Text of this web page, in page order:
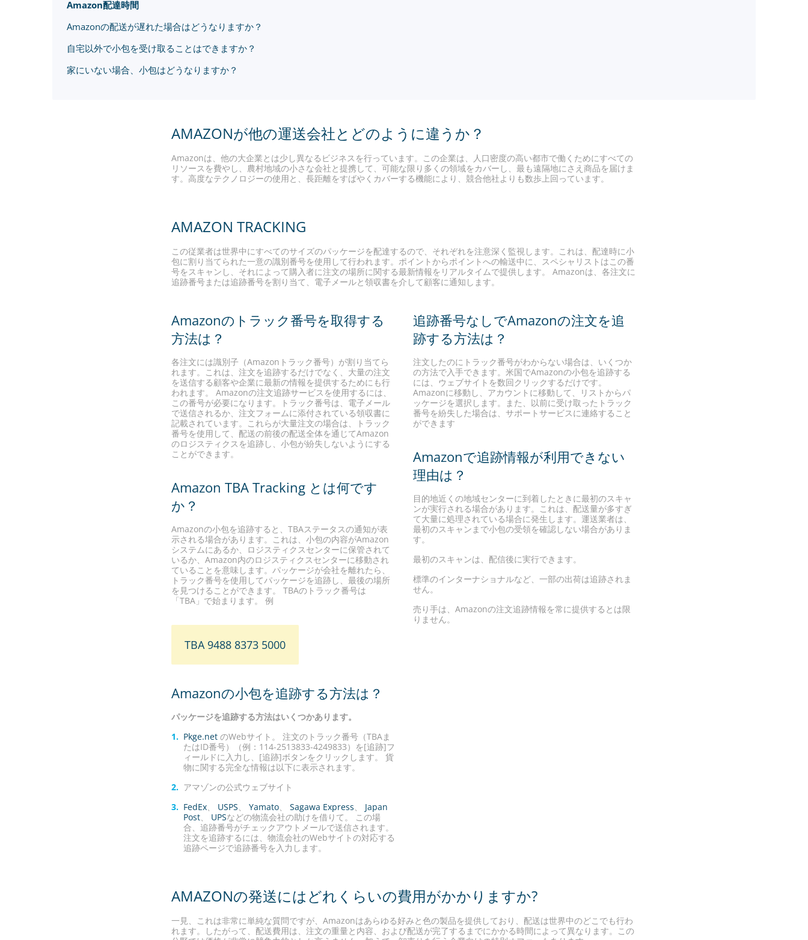
Amazon配達時間
Amazonの配送が遅れた場合はどうなりますか？
自宅以外で小包を受け取ることはできますか？
家にいない場合、小包はどうなりますか？
AMAZONが他の運送会社とどのように違うか？
Amazonは、他の大企業とは少し異なるビジネスを行っています。この企業は、人口密度の高い都市で働くためにすべての
リソースを費やし、農村地域の小さな会社と提携して、可能な限り多くの領域をカバーし、最も遠隔地にさえ商品を届けま
す。高度なテクノロジーの使用と、長距離をすばやくカバーする機能により、競合他社よりも数歩上回っています。
AMAZON TRACKING
この従業者は世界中にすべてのサイズのパッケージを配達するので、それぞれを注意深く監視します。これは、配達時に小
包に割り当てられた一意の識別番号を使用して行われます。ポイントからポイントへの輸送中に、スペシャリストはこの番
号をスキャンし、それによって購入者に注文の場所に関する最新情報をリアルタイムで提供します。 Amazonは、各注文に
追跡番号または追跡番号を割り当て、電子メールと領収書を介して顧客に通知します。
Amazonのトラック番号を取得する
方法は？
各注文には識別子（Amazonトラック番号）が割り当てら
れます。これは、注文を追跡するだけでなく、大量の注文
を送信する顧客や企業に最新の情報を提供するためにも行
われます。 Amazonの注文追跡サービスを使用するには、
この番号が必要になります。トラック番号は、電子メール
で送信されるか、注文フォームに添付されている領収書に
記載されています。これらが大量注文の場合は、トラック
番号を使用して、配送の前後の配送全体を通じてAmazon
のロジスティクスを追跡し、小包が紛失しないようにする
ことができます。
Amazon TBA Tracking とは何です
か？
Amazonの小包を追跡すると、TBAステータスの通知が表
示される場合があります。これは、小包の内容がAmazon
システムにあるか、ロジスティクスセンターに保管されて
いるか、Amazon内のロジスティクスセンターに移動され
ていることを意味します。パッケージが会社を離れたら、
トラック番号を使用してパッケージを追跡し、最後の場所
を見つけることができます。 TBAのトラック番号は
「TBA」で始まります。 例
TBA 9488 8373 5000
Amazonの小包を追跡する方法は？
パッケージを追跡する方法はいくつかあります。
Pkge.net のWebサイト。 注文のトラック番号（TBAま
たはID番号）（例：114-2513833-4249833）を[追跡]フ
ィールドに入力し、[追跡]ボタンをクリックします。 貨
物に関する完全な情報は以下に表示されます。
アマゾンの公式ウェブサイト
FedEx、 USPS、 Yamato、 Sagawa Express、 Japan
Post、 UPSなどの物流会社の助けを借りて。 この場
合、追跡番号がチェックアウトメールで送信されます。
注文を追跡するには、物流会社のWebサイトの対応する
追跡ページで追跡番号を入力します。
追跡番号なしでAmazonの注文を追
跡する方法は？
注文したのにトラック番号がわからない場合は、いくつか
の方法で入手できます。米国でAmazonの小包を追跡する
には、ウェブサイトを数回クリックするだけです。
Amazonに移動し、アカウントに移動して、リストからパ
ッケージを選択します。また、以前に受け取ったトラック
番号を紛失した場合は、サポートサービスに連絡すること
ができます
Amazonで追跡情報が利用できない
理由は？
目的地近くの地域センターに到着したときに最初のスキャ
ンが実行される場合があります。これは、配送量が多すぎ
て大量に処理されている場合に発生します。運送業者は、
最初のスキャンまで小包の受領を確認しない場合がありま
す。
最初のスキャンは、配信後に実行できます。
標準のインターナショナルなど、一部の出荷は追跡されま
せん。
売り手は、Amazonの注文追跡情報を常に提供するとは限
りません。
AMAZONの発送にはどれくらいの費用がかかりますか?
一見、これは非常に単純な質問ですが、Amazonはあらゆる好みと色の製品を提供しており、配送は世界中のどこでも行わ
れます。したがって、配送費用は、注文の重量と内容、および配送が完了するまでにかかる時間によって異なります。この